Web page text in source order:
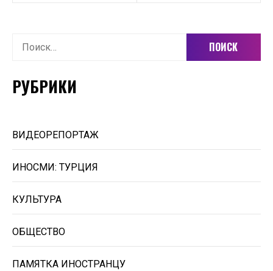
Найти:
РУБРИКИ
ВИДЕОРЕПОРТАЖ
ИНОСМИ: ТУРЦИЯ
КУЛЬТУРА
ОБЩЕСТВО
ПАМЯТКА ИНОСТРАНЦУ